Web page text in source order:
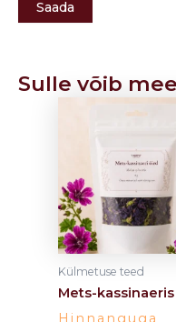
Sulle võib
Külmetuse teed
Mets-
Hinnanguga
This
has
multiple
variants.
The